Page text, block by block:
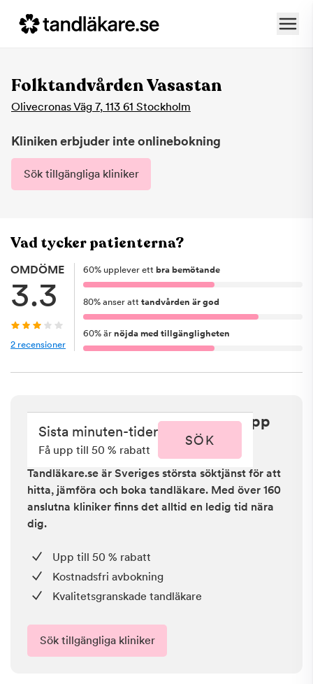
Folktandvården Vasastan
Olivecronas Väg 7, 113 61 Stockholm
Kliniken erbjuder inte onlinebokning
Sök tillgängliga kliniker
Vad tycker patienterna?
OMDÖME
3.3
2 recensioner
60% upplever ett bra bemötande
80% anser att tandvården är god
60% är nöjda med tillgängligheten
Sista minuten i Stockholm - få upp
till 50 % rabatt
Tandläkare.se är Sveriges största söktjänst för att
hitta, jämföra och boka tandläkare. Med över 160
anslutna kliniker finns det alltid en ledig tid nära
dig.
Upp till 50 % rabatt
Kostnadsfri avbokning
Kvalitetsgranskade tandläkare
Sök tillgängliga kliniker
Sista minuten-tider
Få upp till 50 % rabatt
SÖK